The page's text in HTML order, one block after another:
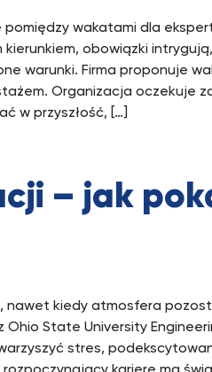
wakatami dla
obowiązki
warunki. Firma proponuje
Organizacja oczekuje
w przyszłość, […]
– jak
nawet kiedy atmosfera
State University
stres,